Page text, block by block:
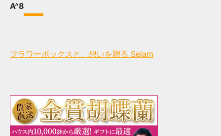
A^8
フラワーボックスと、想いを贈る Selam